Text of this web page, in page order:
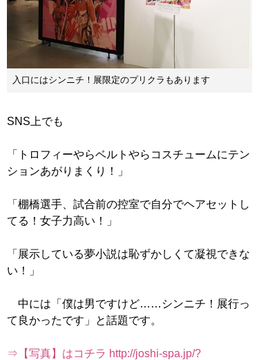
入口にはシンニチ！展限定のプリクラもあります
SNS上でも
「トロフィーやらベルトやらコスチュームにテン
ションあがりまくり！」
「棚橋選手、試合前の控室で自分でヘアセットし
てる！女子力高い！」
「展示している夢小説は恥ずかしくて凝視できな
い！」
中には「僕は男ですけど……シンニチ！展行っ
て良かったです」と話題です。
⇒【写真】はコチラ http://joshi-spa.jp/?